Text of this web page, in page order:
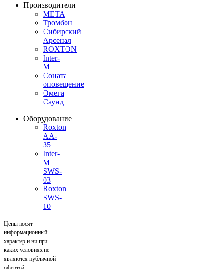
Производители
МЕТА
Тромбон
Сибирский
Арсенал
ROXTON
Inter-
M
Соната
оповещение
Омега
Саунд
Оборудование
Roxton
AA-
35
Inter-
M
SWS-
03
Roxton
SWS-
10
Цены носят
информационный
характер и ни при
каких условиях не
являются публичной
офертой,